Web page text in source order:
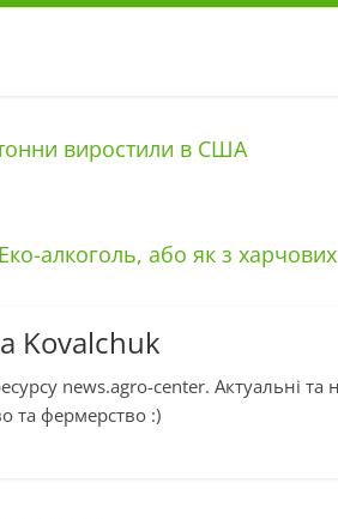
виростили в США
Еко-алкоголь, або як з
Kovalchuk
news.agro-center. Актуальні
та фермерство :)